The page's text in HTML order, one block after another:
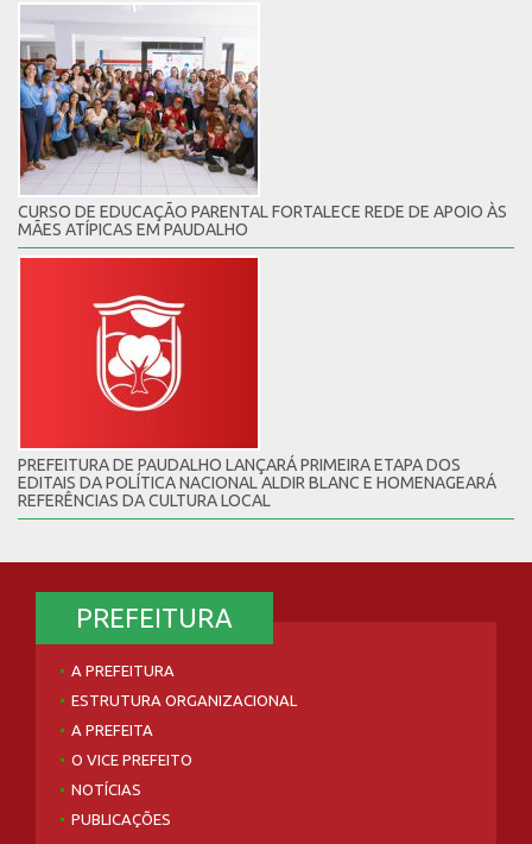
CURSO DE EDUCAÇÃO PARENTAL FORTALECE REDE DE APOIO ÀS
MÃES ATÍPICAS EM PAUDALHO
PREFEITURA DE PAUDALHO LANÇARÁ PRIMEIRA ETAPA DOS
EDITAIS DA POLÍTICA NACIONAL ALDIR BLANC E HOMENAGEARÁ
REFERÊNCIAS DA CULTURA LOCAL
PREFEITURA
A PREFEITURA
ESTRUTURA ORGANIZACIONAL
A PREFEITA
O VICE PREFEITO
NOTÍCIAS
PUBLICAÇÕES